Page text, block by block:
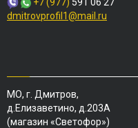
dmitrovprofil1@mail.ru
МО, г. Дмитров,
д.Елизаветино, д.203А
(магазин «Светофор»)